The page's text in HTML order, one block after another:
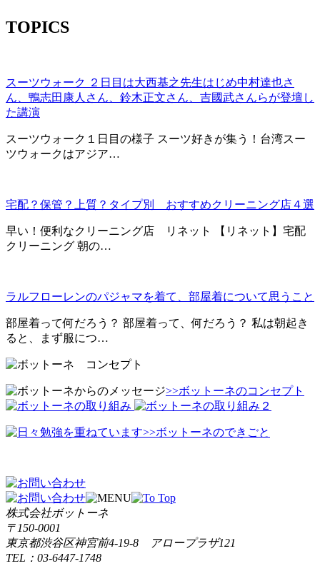
TOPICS
スーツウォーク ２日目は大西基之先生はじめ中村達也さ
ん、鴨志田康人さん、鈴木正文さん、吉國武さんらが登壇し
た講演
スーツウォーク１日目の様子 スーツ好きが集う！台湾スー
ツウォークはアジア…
宅配？保管？上質？タイプ別 おすすめクリーニング店４選
早い！便利なクリーニング店 リネット 【リネット】宅配
クリーニング 朝の…
ラルフローレンのパジャマを着て、部屋着について思うこと
部屋着って何だろう？ 部屋着って、何だろう？ 私は朝起き
ると、まず服につ…
>>ボットーネのコンセプト
>>ボットーネのできごと
株式会社ボットーネ
〒150-0001
東京都渋谷区神宮前4-19-8 アロープラザ121
TEL：03-6447-1748